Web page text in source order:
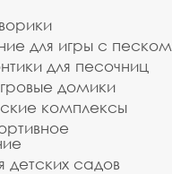
для игры с песком
для песочниц
домики
комплексы
детских садов